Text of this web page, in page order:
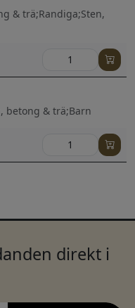
& trä;Randiga;Sten,
betong & trä;Barn
direkt i